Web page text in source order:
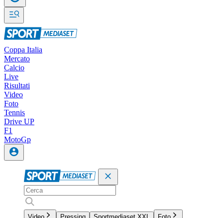
Coppa Italia
Mercato
Calcio
Live
Risultati
Video
Foto
Tennis
Drive UP
F1
MotoGp